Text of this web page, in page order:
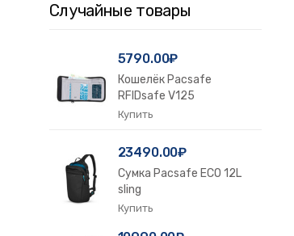
Случайные товары
5790.00₽
Кошелёк Pacsafe
RFIDsafe V125
23490.00₽
Сумка Pacsafe ECO 12L
sling